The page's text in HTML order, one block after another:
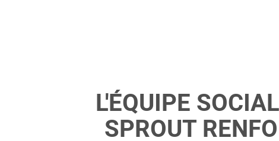
L'ÉQUIPE
SPROUT